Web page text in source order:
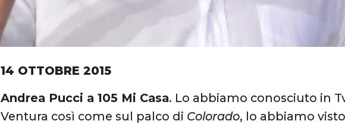
14 OTTOBRE 2015
Andrea Pucci a 105 Mi Casa. Lo abbiamo conosciuto in
Ventura così come sul palco di Colorado, lo abbiamo